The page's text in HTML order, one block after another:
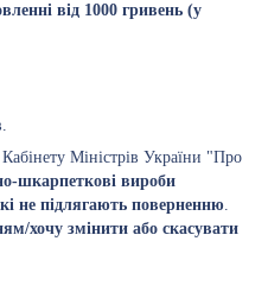
від 1000 гривень (у
Міністрів України "Про
шкарпеткові вироби
не підлягають поверненню
хочу змінити або скасувати